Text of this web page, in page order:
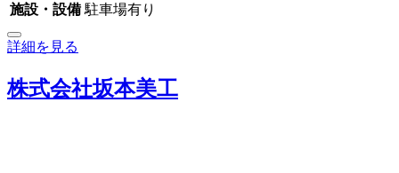
施設・設備 駐車場有り
詳細を見る
株式会社坂本美工